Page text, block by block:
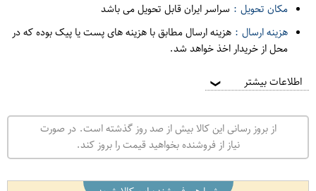
مکان تحویل : سراسر ایران قابل تحویل می باشد
هزینه ارسال : هزینه ارسال مطابق با هزینه های پست یا پیک بوده که در
محل از خریدار اخذ خواهد شد.
اطلاعات بیشتر ❯
از بروز رسانی این کالا بیش از صد روز گذشته است. در صورت
نیاز از فروشنده بخواهید قیمت را بروز کند.